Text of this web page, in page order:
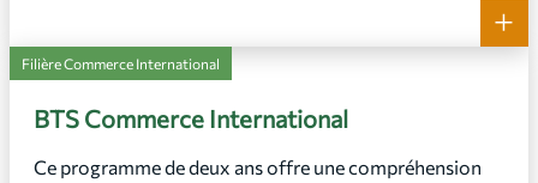
+
Filière Commerce International
BTS Commerce International
Ce programme de deux ans offre une compréhension